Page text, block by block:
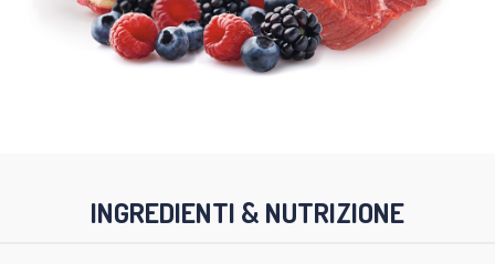
INGREDIENTI & NUTRIZIONE